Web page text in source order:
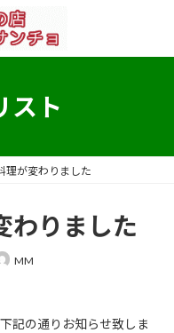
スト
理が変わりました
わりました
MM
記の通りお知らせ致しま